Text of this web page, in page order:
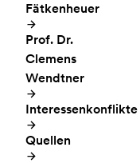
Fätkenheuer
Prof. Dr.
Clemens
Wendtner
Interessenkonflikte
Quellen